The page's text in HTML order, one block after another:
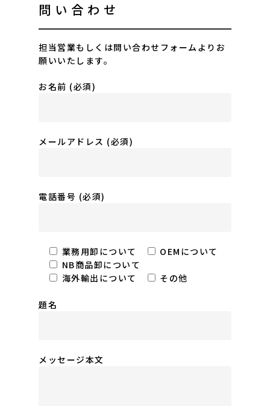
問い合わせ
担当営業もしくは問い合わせフォームよりお
願いいたします。
お名前 (必須)
メールアドレス (必須)
電話番号 (必須)
業務用卸について
OEMについて
NB商品卸について
海外輸出について
その他
題名
メッセージ本文